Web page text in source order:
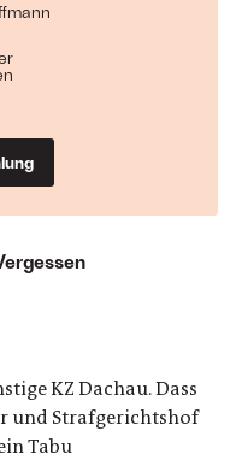
KZ Dachau. Dass
und Strafgerichtshof
Tabu